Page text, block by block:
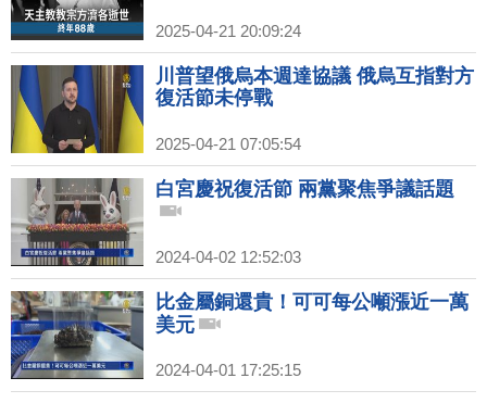
2025-04-21 20:09:24
川普望俄烏本週達協議 俄烏互指對方
復活節未停戰
2025-04-21 07:05:54
白宮慶祝復活節 兩黨聚焦爭議話題
2024-04-02 12:52:03
比金屬銅還貴！可可每公噸漲近一萬
美元
2024-04-01 17:25:15